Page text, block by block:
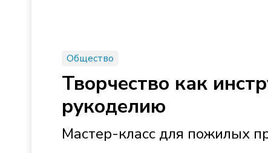
Общество
Творчество как
рукоделию
Мастер-класс для пожилых